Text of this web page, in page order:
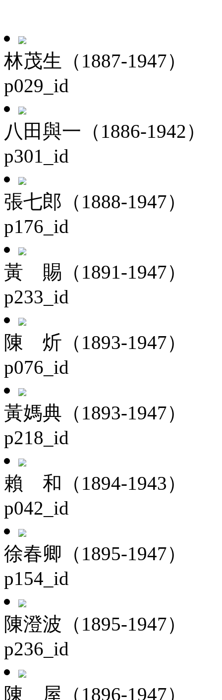
林茂生（1887-1947）
p029_id
八田與一（1886-1942）
p301_id
張七郎（1888-1947）
p176_id
黃 賜（1891-1947）
p233_id
陳 炘（1893-1947）
p076_id
黃媽典（1893-1947）
p218_id
賴 和（1894-1943）
p042_id
徐春卿（1895-1947）
p154_id
陳澄波（1895-1947）
p236_id
陳 屋（1896-1947）